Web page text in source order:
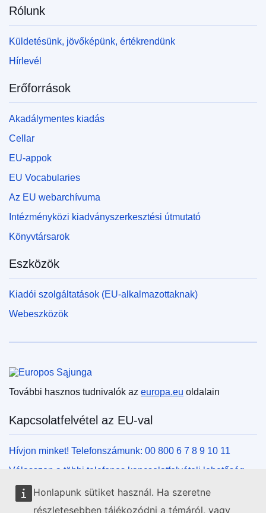
Honlapunk sütiket használ. Ha szeretne
részletesebben tájékozódni a témáról, vagy
Rólunk
Küldetésünk, jövőképünk, értékrendünk
Hírlevél
Erőforrások
Akadálymentes kiadás
Cellar
EU-appok
EU Vocabularies
Az EU webarchívuma
Intézményközi kiadványszerkesztési útmutató
Könyvtársarok
Eszközök
Kiadói szolgáltatások (EU-alkalmazottaknak)
Webeszközök
További hasznos tudnivalók az europa.eu oldalain
Kapcsolatfelvétel az EU-val
Hívjon minket! Telefonszámunk: 00 800 6 7 8 9 10 11
Válasszon a többi telefonos kapcsolatfelvételi lehetőség
közül!
Írjon nekünk kapcsolatfelvételi űrlapunk kitöltésével!